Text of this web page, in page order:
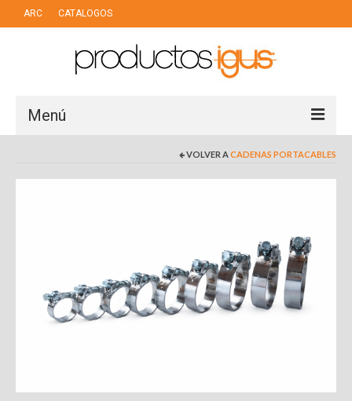
ARC CATALOGOS
Menú
CHAIN CABLES
DRY TECH
VOLVER ACADENAS PORTACABLES